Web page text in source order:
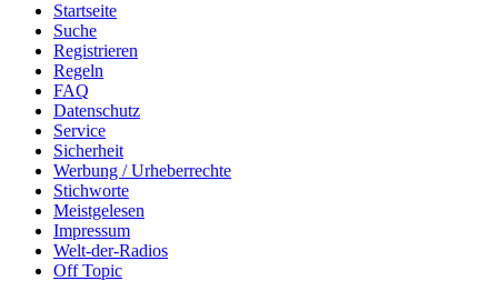
Startseite
Suche
Registrieren
Regeln
FAQ
Datenschutz
Service
Sicherheit
Werbung / Urheberrechte
Stichworte
Meistgelesen
Impressum
Welt-der-Radios
Off Topic